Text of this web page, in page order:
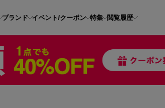
ブランド イベント/クーポン 特集 閲覧履歴